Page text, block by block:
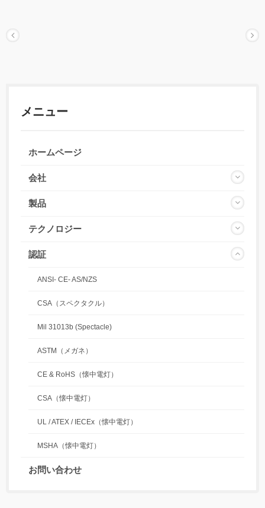
メニュー
ホームページ
会社
製品
テクノロジー
認証
ANSI- CE- AS/NZS
CSA（スペクタクル）
Mil 31013b (Spectacle)
ASTM（メガネ）
CE & RoHS（懐中電灯）
CSA（懐中電灯）
UL / ATEX / IECEx（懐中電灯）
MSHA（懐中電灯）
お問い合わせ